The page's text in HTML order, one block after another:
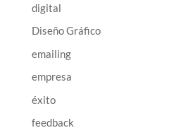
digital
Diseño Gráfico
emailing
empresa
éxito
feedback